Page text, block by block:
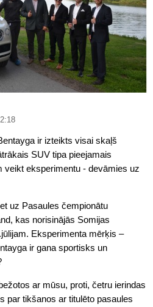
12:18
ir izteikts visai skaļš
SUV tipa pieejamais
- devāmies uz
uz Pasaules čempionātu
kas norisinājās Somijas
Eksperimenta mērķis –
ir gana sportisks un
ar mūsu, proti, četru ierindas
par tikšanos ar titulēto pasaules